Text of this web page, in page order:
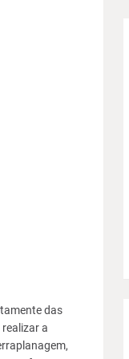
das
a